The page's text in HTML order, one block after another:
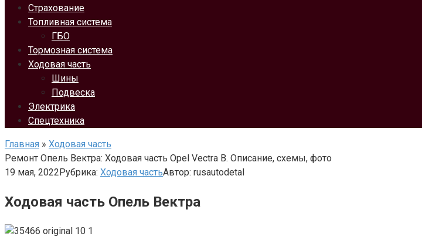
Страхование
Топливная система
ГБО
Тормозная система
Ходовая часть
Шины
Подвеска
Электрика
Спецтехника
Главная » Ходовая часть
Ремонт Опель Вектра: Ходовая часть Opel Vectra B. Описание, схемы, фото
19 мая, 2022Рубрика: Ходовая частьАвтор: rusautodetal
Ходовая часть Опель Вектра